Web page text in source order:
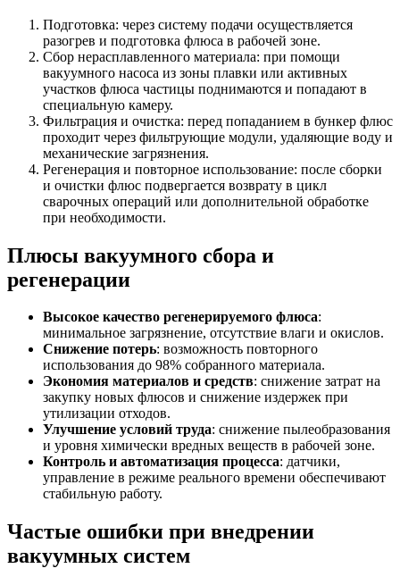
Подготовка: через систему подачи осуществляется
разогрев и подготовка флюса в рабочей зоне.
Сбор нерасплавленного материала: при помощи
вакуумного насоса из зоны плавки или активных
участков флюса частицы поднимаются и попадают в
специальную камеру.
Фильтрация и очистка: перед попаданием в бункер флюс
проходит через фильтрующие модули, удаляющие воду и
механические загрязнения.
Регенерация и повторное использование: после сборки
и очистки флюс подвергается возврату в цикл
сварочных операций или дополнительной обработке
при необходимости.
Плюсы вакуумного сбора и
регенерации
Высокое качество регенерируемого флюса:
минимальное загрязнение, отсутствие влаги и окислов.
Снижение потерь: возможность повторного
использования до 98% собранного материала.
Экономия материалов и средств: снижение затрат на
закупку новых флюсов и снижение издержек при
утилизации отходов.
Улучшение условий труда: снижение пылеобразования
и уровня химически вредных веществ в рабочей зоне.
Контроль и автоматизация процесса: датчики,
управление в режиме реального времени обеспечивают
стабильную работу.
Частые ошибки при внедрении
вакуумных систем